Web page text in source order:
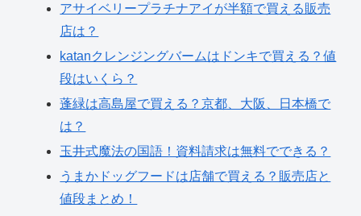
アサイベリープラチナアイが半額で買える販売
店は？
katanクレンジングバームはドンキで買える？値
段はいくら？
蓬緑は高島屋で買える？京都、大阪、日本橋で
は？
玉井式魔法の国語！資料請求は無料でできる？
うまかドッグフードは店舗で買える？販売店と
値段まとめ！